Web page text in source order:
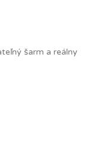
šarm a reálny